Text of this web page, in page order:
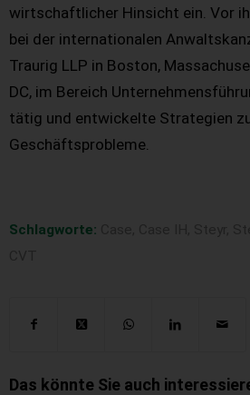
wirtschaftlicher Hinsicht ein. Vor
bei der internationalen
Traurig LLP in Boston,
DC, im Bereich
tätig und entwickelte Strategien
Geschäftsprobleme.
Schlagworte:
Das könnte Sie auch